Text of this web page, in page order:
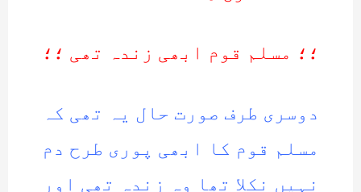
؛؛ مسلم قوم ابھی زندہ تھی ؛؛
دوسری طرف صورت حال یہ تھی کہ
مسلم قوم کا ابھی پوری طرح دم
نہیں نکلا تھا وہ زندہ تھی اور